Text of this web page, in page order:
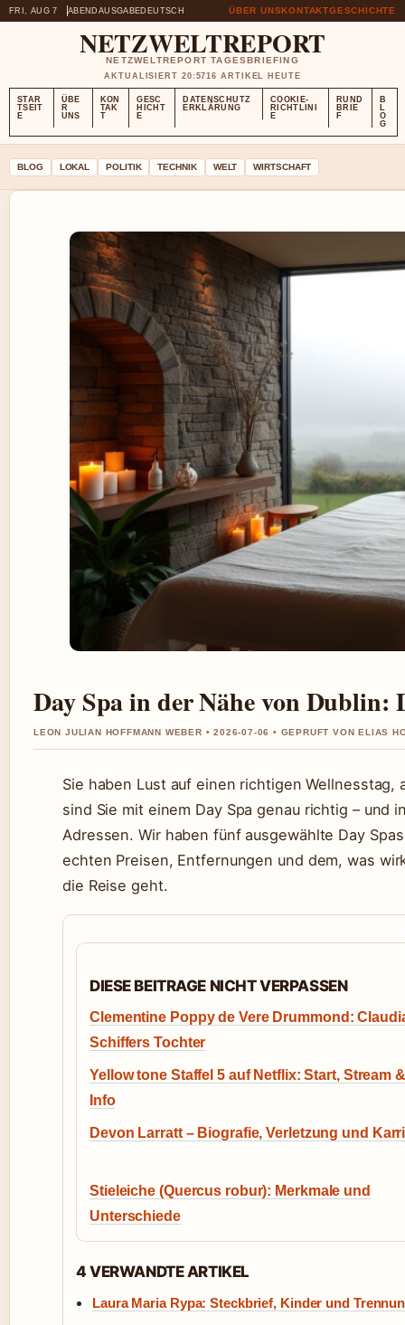
FRI, AUG 7 ABENDAUSGABEDEUTSCH ÜBER UNSKONTAKTGESCHICHTE
NETZWELTREPORT
NETZWELTREPORT TAGESBRIEFING
AKTUALISIERT 20:5716 ARTIKEL HEUTE
STAR
TSEIT
E
ÜBE
R
UNS
KON
TAK
T
GESC
HICHT
E
DATENSCHUTZ
ERKLÄRUNG
COOKIE-
RICHTLINI
E
RUND
BRIE
F
B
L
O
G
BLOG LOKAL POLITIK TECHNIK WELT WIRTSCHAFT
Day Spa in der Nähe von Dublin:
LEON JULIAN HOFFMANN WEBER • 2026-07-06 • GEPRUFT VON ELIAS
Sie haben Lust auf einen richtigen
sind Sie mit einem Day Spa genau richtig – und
Adressen. Wir haben fünf ausgewählte Day
echten Preisen, Entfernungen und dem, was
die Reise geht.
DIESE BEITRAGE NICHT VERPASSEN
Clementine Poppy de Vere Drummond:
Schiffers Tochter
Yellow tone Staffel 5 auf Netflix: Start, Stream &
Info
Devon Larratt – Biografie, Verletzung und
Stieleiche (Quercus robur): Merkmale und
Unterschiede
4 VERWANDTE ARTIKEL
Laura Maria Rypa: Steckbrief, Kinder und